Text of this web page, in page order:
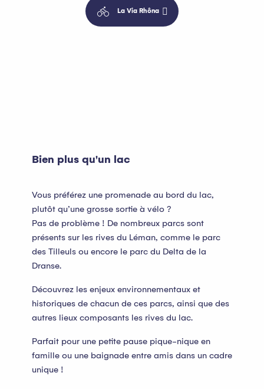
La Via Rhôna
Bien plus qu'un lac
Vous préférez une promenade au bord du lac,
plutôt qu’une grosse sortie à vélo ?
Pas de problème ! De nombreux parcs sont
présents sur les rives du Léman, comme le parc
des Tilleuls ou encore le parc du Delta de la
Dranse.
Découvrez les enjeux environnementaux et
historiques de chacun de ces parcs, ainsi que des
autres lieux composants les rives du lac.
Parfait pour une petite pause pique-nique en
famille ou une baignade entre amis dans un cadre
unique !